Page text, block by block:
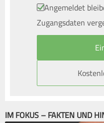
Angemeldet
Zugangsdaten
IM FOKUS – FAKTEN UND